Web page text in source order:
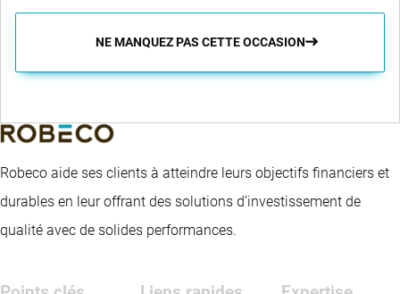
NE MANQUEZ PAS CETTE OCCASION
Robeco aide ses clients à atteindre leurs objectifs financiers et
durables en leur offrant des solutions d’investissement de
qualité avec de solides performances.